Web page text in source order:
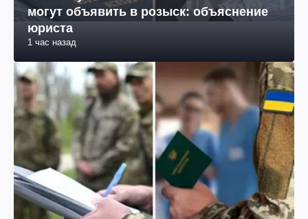
В каких условиях военнообязанного
могут объявить в розыск: объяснение
юриста